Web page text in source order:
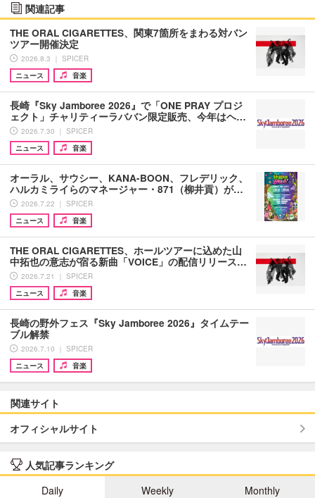
関連記事
THE ORAL CIGARETTES、関東7箇所をまわる対バン
ツアー開催決定
2026.8.3 ｜ SPICER
ニュース
音楽
長崎『Sky Jamboree 2026』で「ONE PRAY プロジ
ェクト」チャリティーラババン限定販売、今年はヘ…
2026.7.30 ｜ SPICER
ニュース
音楽
オーラル、サウシー、KANA-BOON、フレデリック、
ハルカミライらのマネージャー・871（柳井貢）が…
2026.7.22 ｜ SPICER
ニュース
音楽
THE ORAL CIGARETTES、ホールツアーに込めた山
中拓也の意志が宿る新曲「VOICE」の配信リリース…
2026.7.21 ｜ SPICER
ニュース
音楽
長崎の野外フェス『Sky Jamboree 2026』タイムテー
ブル解禁
2026.7.10 ｜ SPICER
ニュース
音楽
関連サイト
オフィシャルサイト
人気記事ランキング
Daily
Weekly Monthly